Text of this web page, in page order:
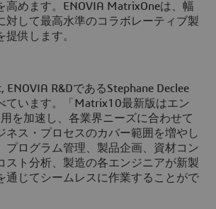
高めます。ENOVIA MatrixOneは、幅
対して最高水準のコラボレーティブ製
提供します。
ENOVIA R&DであるStephane Declee
ています。「Matrix10最新版はエン
用を加速し、各業界ニーズに合わせて
ネス・プロセスのカバー範囲を増やし
プログラム管理、製品企画、資材コン
スト分析、製造の各エンジニアが新製
通じてシームレスに作業することがで